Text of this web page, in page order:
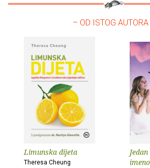
– OD ISTOG
Limunska dijeta
Theresa Cheung